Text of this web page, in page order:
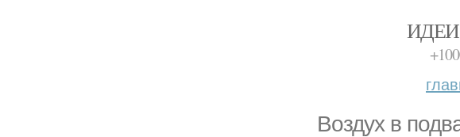
Воздух в